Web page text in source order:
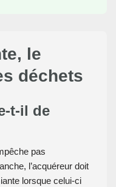
le
déchets
t-il de
pas
l’acquéreur doit
lorsque celui-ci